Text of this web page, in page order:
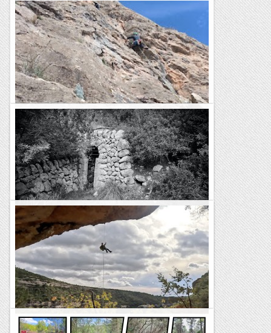
Fissura Oblicua a la Font Freda.
De tota la vida aquesta era la clàssica fàcil de la paret mentre
que l'Esperó del Vent era la clàssica difícil. Sempre he tingut
la sensació de que es repetia més...
Bloc Empotrat
Coma de sa Font de s’Ermita, Coma de
s’Hostalet, Golf de Bendinat
TrailRunningMallorca – Correr por la isla de Mallorca
Barranc de la Font de l'Atzuc